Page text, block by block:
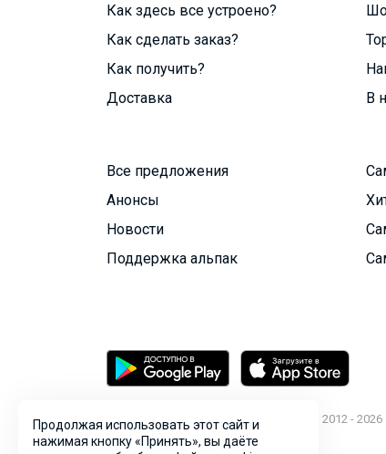
Как здесь все устроено?
Как сделать заказ?
Как получить?
Доставка
В
Все предложения
Анонсы
Новости
Поддержка альпак
© ООО "Лявита", ОГРН 1122468054070, 2012 - 2026
Политика конфиденциальности
Продолжая использовать этот сайт и
нажимая кнопку «Принять», вы даёте